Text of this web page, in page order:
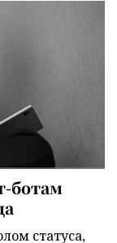
ботам
статуса,